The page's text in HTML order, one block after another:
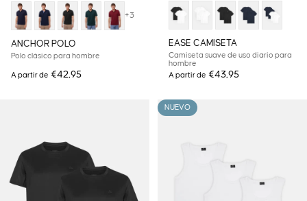
+3
ANCHOR POLO
Polo clásico para hombre
A partir de €42,95
EASE CAMISETA
Camiseta suave de uso diario para
hombre
A partir de €43,95
NUEVO